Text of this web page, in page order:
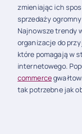
zmieniając ich
sprzedaży
Najnowsze trendy
organizacje do
które pomagają w
internetowego.
commerce
tak potrzebne jak